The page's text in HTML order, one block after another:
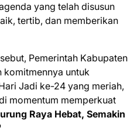
yang telah disusun
tertib, dan memberikan
Pemerintah Kabupaten
komitmennya untuk
Jadi ke-24 yang meriah,
momentum memperkuat
Raya Hebat, Semakin